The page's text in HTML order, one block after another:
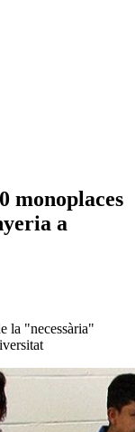
monoplaces
a
la "necessària"